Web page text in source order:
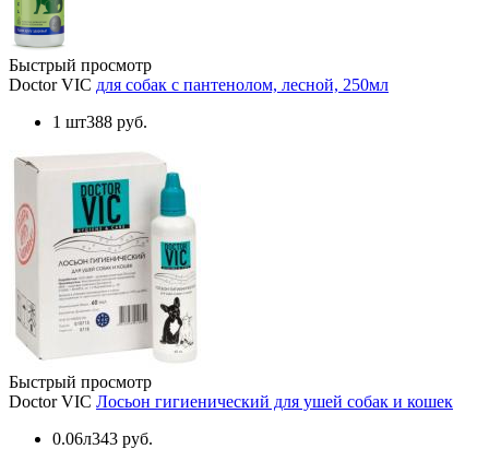
Быстрый просмотр
Doctor VIC для собак с пантенолом, лесной, 250мл
1 шт388 руб.
Быстрый просмотр
Doctor VIC Лосьон гигиенический для ушей собак и кошек
0.06л343 руб.